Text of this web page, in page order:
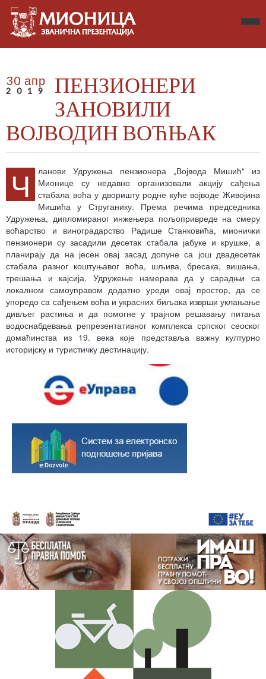
30 апр
2019
ПЕНЗИОНЕРИ
ЗАНОВИЛИ
ВОЈВОДИН ВОЋЊАК
Ч
ланови Удружења пензионера „Војвода Мишић“ из
Мионице су недавно организовали акцију сађења
стабала воћа у дворишту родне куће војводе Живојина
Мишића у Струганику. Према речима председника
Удружења, дипломираног инжењера пољопривреде на смеру
воћарство и виноградарство Радише Станковића, мионички
пензионери су засадили десетак стабала јабуке и крушке, а
планирају да на јесен овај засад допуне са још двадесетак
стабала разног коштуњавог воћа, шљива, бресака, вишања,
трешања и кајсија. Удружење намерава да у сарадњи са
локалном самоуправом додатно уреди овај простор, да се
упоредо са сађењем воћа и украсних биљака изврши уклањање
дивљег растиња и да помогне у трајном решавању питања
водоснабдевања репрезентативног комплекса српског сеоског
домаћинства из 19. века које представља важну културно
историјску и туристичку дестинацију.